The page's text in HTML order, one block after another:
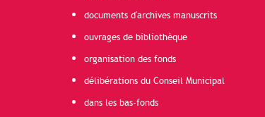
documents d'archives manuscrits
ouvrages de bibliothèque
organisation des fonds
délibérations du Conseil Municipal
dans les bas-fonds